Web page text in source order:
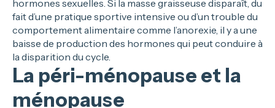
hormones sexuelles. Si la masse graisseuse disparaît, du
fait d’une pratique sportive intensive ou d’un trouble du
comportement alimentaire comme l’anorexie, il y a une
baisse de production des hormones qui peut conduire à
la disparition du cycle.
La péri-ménopause et la
ménopause